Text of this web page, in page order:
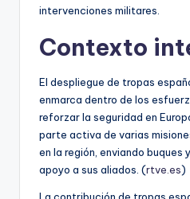
intervenciones militares.
Contexto
El despliegue de tropas
enmarca dentro de los
reforzar la seguridad en
parte activa de varias
en la región, enviando buques
apoyo a sus aliados. (rtve.es)